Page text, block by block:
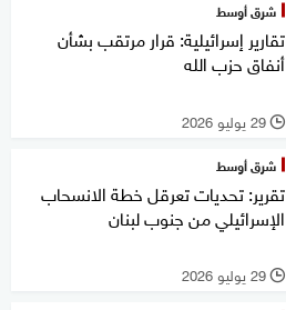
شرق أوسط
تقارير إسرائيلية: قرار مرتقب بشأن
أنفاق حزب الله
l 29 يوليو 2026
شرق أوسط
تقرير: تحديات تعرقل خطة الانسحاب
الإسرائيلي من جنوب لبنان
l 29 يوليو 2026